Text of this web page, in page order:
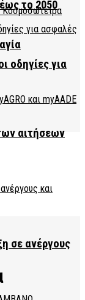
αιτήσεων
σε ανέργους
το 2050
οδηγίες για